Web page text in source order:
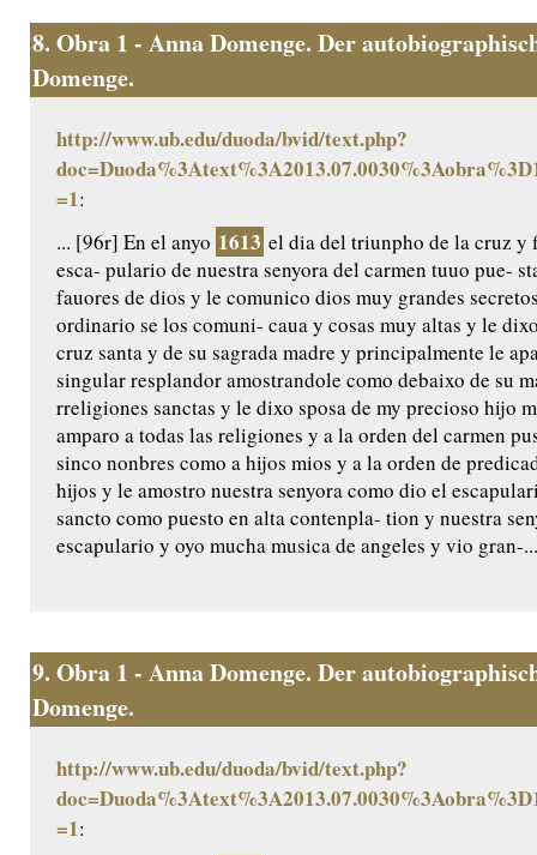
8. Obra 1 - Anna Domenge. Der
Domenge.
http://www.ub.edu/duoda/bvid/text.php?
=1:
... [96r] En el anyo 1613 el dia del triunpho de la cruz y
esca- pulario de nuestra senyora del carmen tuuo pue-
fauores de dios y le comunico dios muy grandes
ordinario se los comuni- caua y cosas muy altas y le
cruz santa y de su sagrada madre y principalmente le
singular resplandor amostrandole como debaixo de su
rreligiones sanctas y le dixo sposa de my precioso hijo
amparo a todas las religiones y a la orden del carmen
sinco nonbres como a hijos mios y a la orden de
hijos y le amostro nuestra senyora como dio el
sancto como puesto en alta contenpla- tion y nuestra
escapulario y oyo mucha musica de angeles y vio gran-...
9. Obra 1 - Anna Domenge. Der
Domenge.
http://www.ub.edu/duoda/bvid/text.php?
=1: